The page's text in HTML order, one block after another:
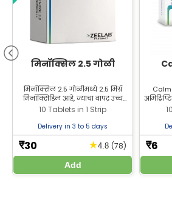
मिनॉक्सिल 2.5 गोळी
मिनॉक्सिल 2.5 गोळीमध्ये 2.5 मिग्रॅ
मिनॉक्सिडिल आहे, ज्याचा वापर उच्च
रक्तदाबाच्या उपचारासाठी होतो. प्रभावी
रक्तदाब नियंत्रणासाठी झीलॅब
फार्मसीमधून मिनॉक्सिल 2.5 गोळी खरेदी
10 Tablets in 1 Strip
Delivery in 3 to 5 days
₹30 ★4.8 (78)
Add
चिंता
₹6